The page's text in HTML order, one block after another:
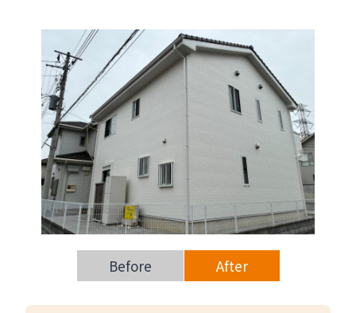
Before After